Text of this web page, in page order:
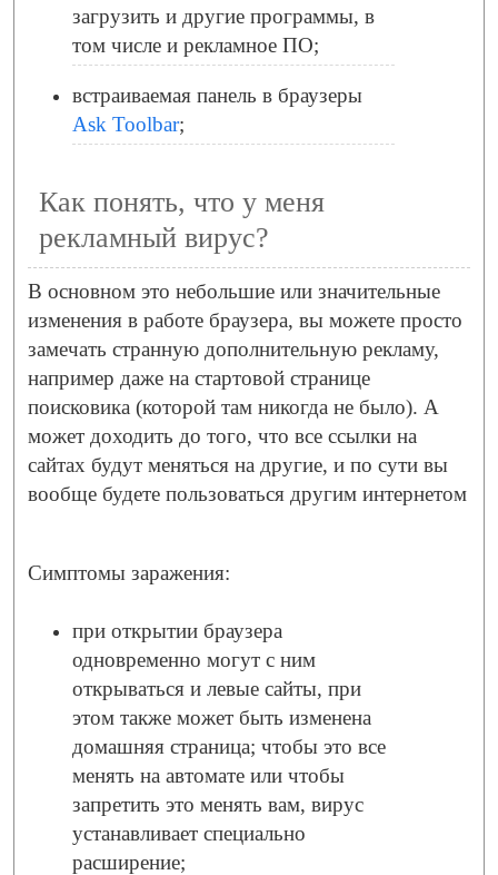
загрузить и другие программы, в
том числе и рекламное ПО;
встраиваемая панель в браузеры
Ask Toolbar;
Как понять, что у меня
рекламный вирус?
В основном это небольшие или значительные
изменения в работе браузера, вы можете просто
замечать странную дополнительную рекламу,
например даже на стартовой странице
поисковика (которой там никогда не было). А
может доходить до того, что все ссылки на
сайтах будут меняться на другие, и по сути вы
вообще будете пользоваться другим интернетом
Симптомы заражения:
при открытии браузера
одновременно могут с ним
открываться и левые сайты, при
этом также может быть изменена
домашняя страница; чтобы это все
менять на автомате или чтобы
запретить это менять вам, вирус
устанавливает специально
расширение;